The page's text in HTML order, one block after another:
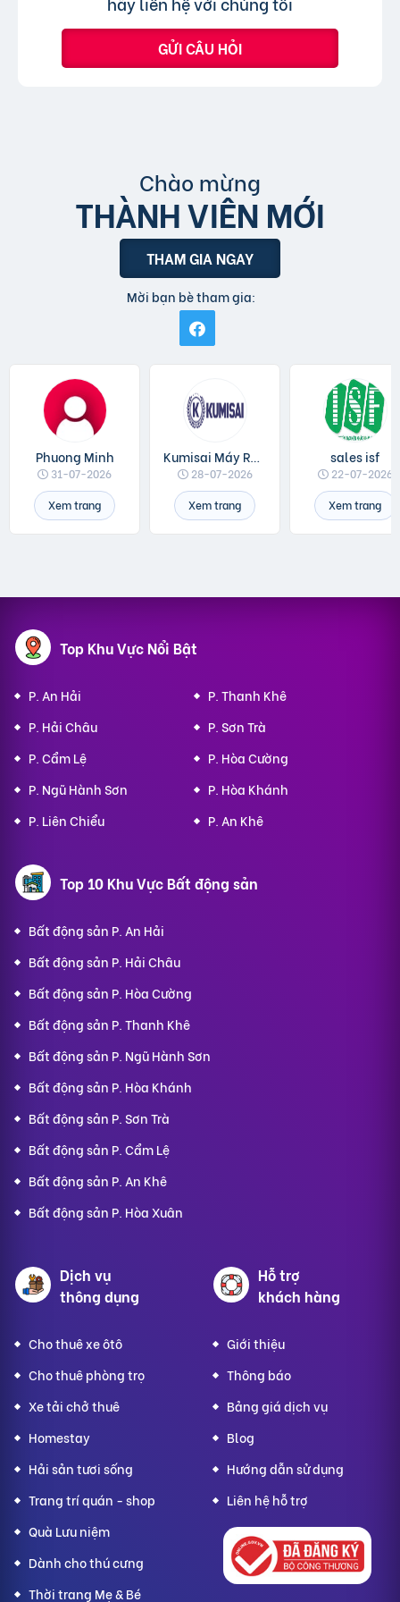
GỬI CÂU HỎI
Chào mừng
THÀNH VIÊN MỚI
THAM GIA NGAY
Mời bạn bè tham gia:
Phuong Minh
31-07-2026
Xem trang
Kumisai Máy Rửa Xe
28-07-2026
Xem trang
sales isf
22-07-2026
Xem trang
Top Khu Vực Nổi Bật
P. An Hải
P. Thanh Khê
P. Hải Châu
P. Sơn Trà
P. Cẩm Lệ
P. Hòa Cường
P. Ngũ Hành Sơn
P. Hòa Khánh
P. Liên Chiểu
P. An Khê
Top 10 Khu Vực Bất động sản
Bất động sản P. An Hải
Bất động sản P. Hải Châu
Bất động sản P. Hòa Cường
Bất động sản P. Thanh Khê
Bất động sản P. Ngũ Hành Sơn
Bất động sản P. Hòa Khánh
Bất động sản P. Sơn Trà
Bất động sản P. Cẩm Lệ
Bất động sản P. An Khê
Bất động sản P. Hòa Xuân
Dịch vụ
thông dụng
Cho thuê xe ôtô
Cho thuê phòng trọ
Xe tải chở thuê
Homestay
Hải sản tươi sống
Trang trí quán - shop
Quà Lưu niệm
Dành cho thú cưng
Thời trang Mẹ & Bé
Hỗ trợ
khách hàng
Giới thiệu
Thông báo
Bảng giá dịch vụ
Blog
Hướng dẫn sử dụng
Liên hệ hỗ trợ